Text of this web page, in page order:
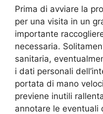
Prima di avviare la
per una visita in un
importante
necessaria.
sanitaria,
i dati personali
portata di mano
previene inutili
annotare le eventuali